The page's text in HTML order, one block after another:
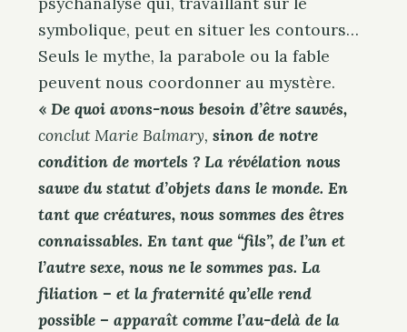
symbolique, peut en situer les contours…
Seuls le mythe, la parabole ou la fable
peuvent nous coordonner au mystère.
« De quoi avons-nous besoin d’être sauvés,
conclut Marie Balmary, sinon de notre
condition de mortels ? La révélation nous
sauve du statut d’objets dans le monde. En
tant que créatures, nous sommes des êtres
connaissables. En tant que “fils”, de l’un et
l’autre sexe, nous ne le sommes pas. La
filiation – et la fraternité qu’elle rend
possible – apparaît comme l’au-delà de la